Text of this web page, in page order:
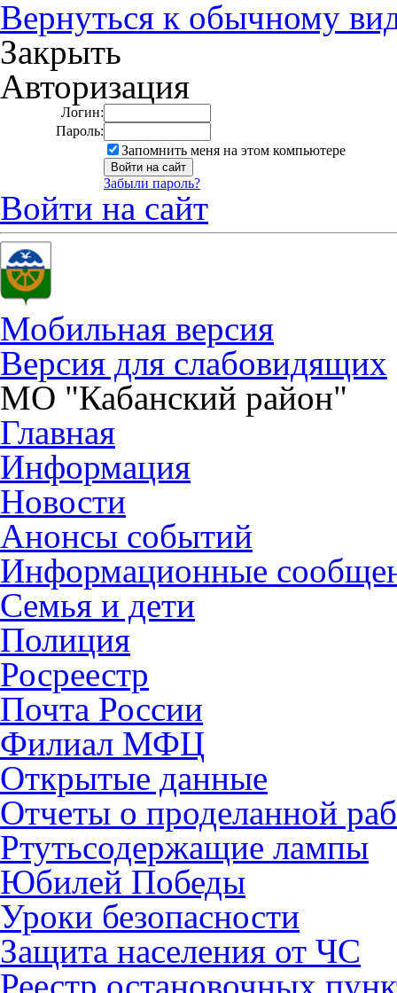
Вернуться к обычному
Закрыть
Авторизация
Логин:
Пароль:
Запомнить меня на этом компьютере
Забыли пароль?
Войти на сайт
Мобильная версия
Версия для слабовидящих
МО "Кабанский район"
Главная
Информация
Новости
Анонсы событий
Информационные
Семья и дети
Полиция
Росреестр
Почта России
Филиал МФЦ
Открытые данные
Отчеты о проделанной
Ртутьсодержащие лампы
Юбилей Победы
Уроки безопасности
Защита населения от ЧС